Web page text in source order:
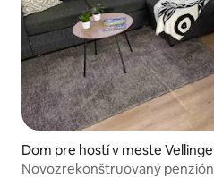
Dom pre hostí v meste Vellinge
Novozrekonštruovaný penzión